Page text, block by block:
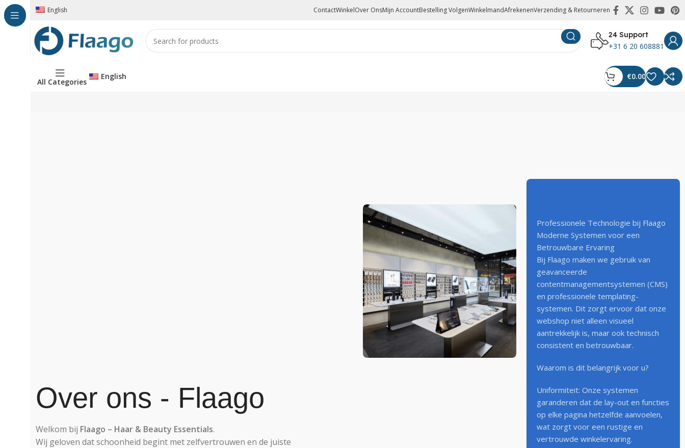
English ContactWinkelOver OnsMijn AccountBestelling VolgenWinkelmandAfrekenenVerzending & Retourneren
24 Support
+31 6 20 608881
All Categories
English €0.00
Over ons - Flaago
Welkom bij Flaago – Haar & Beauty Essentials.
Wij geloven dat schoonheid begint met zelfvertrouwen en de juiste
Professionele Technologie bij Flaago
Moderne Systemen voor een
Betrouwbare Ervaring
Bij Flaago maken we gebruik van
geavanceerde
contentmanagementsystemen (CMS)
en professionele templating-
systemen. Dit zorgt ervoor dat onze
webshop niet alleen visueel
aantrekkelijk is, maar ook technisch
consistent en betrouwbaar.
Waarom is dit belangrijk voor u?
Uniformiteit: Onze systemen
garanderen dat de lay-out en functies
op elke pagina hetzelfde aanvoelen,
wat zorgt voor een rustige en
vertrouwde winkelervaring.